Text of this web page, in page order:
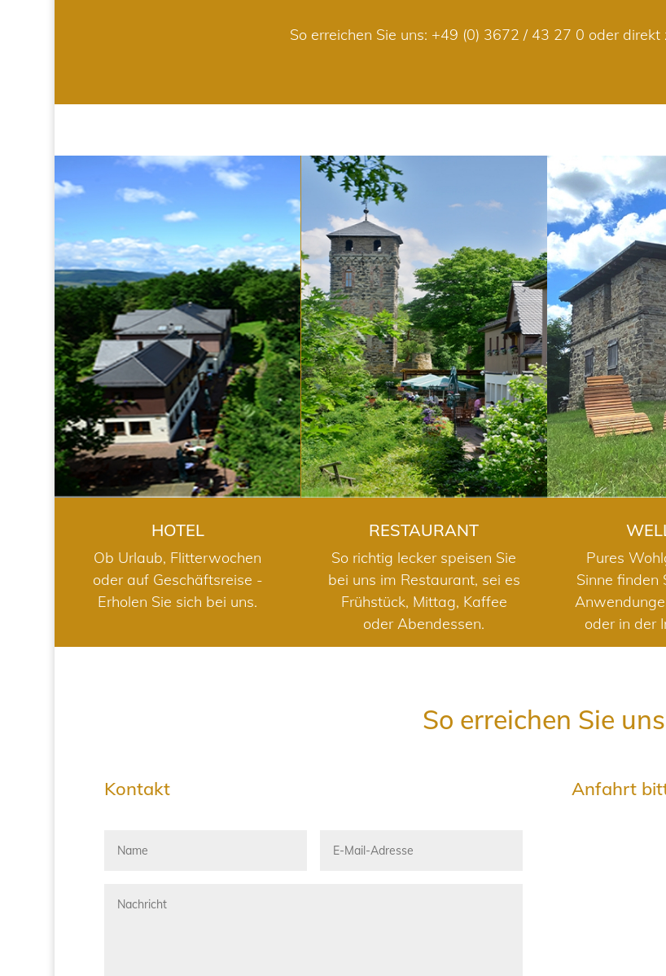
So erreichen Sie uns: +49 (0) 3672 / 43 27 0 oder direkt
HOTEL
HOTEL
Ob Urlaub, Flitterwochen
oder auf Geschäftsreise -
Erholen Sie sich bei uns.
RESTAURANT
RESTAURANT
So richtig lecker speisen Sie
bei uns im Restaurant, sei es
Frühstück, Mittag, Kaffee
oder Abendessen.
Pures
Sinne finden
oder in der
So erreichen Sie
Kontakt Anfahrt